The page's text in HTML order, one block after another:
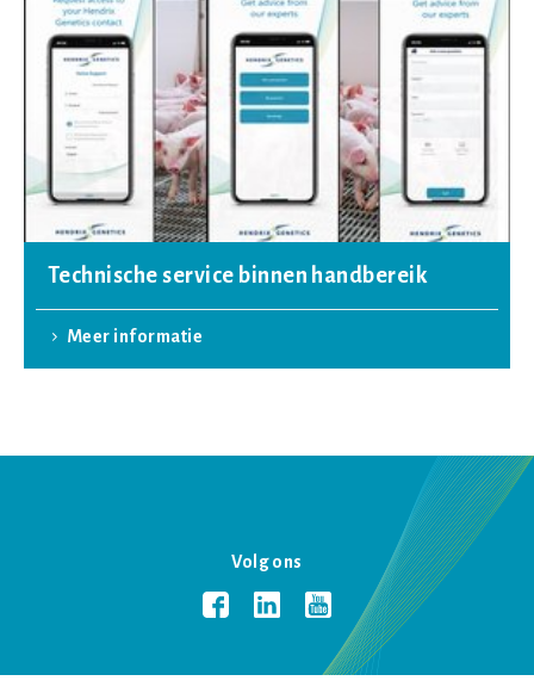
Technische service binnen handbereik
Meer informatie
Volg ons